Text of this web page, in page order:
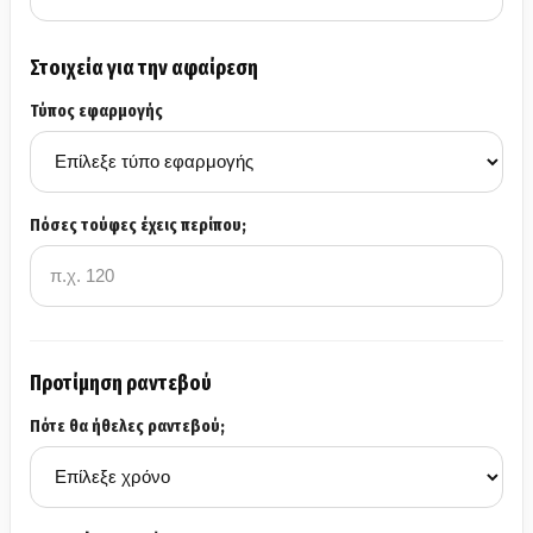
Στοιχεία για την αφαίρεση
Τύπος εφαρμογής
Πόσες τούφες έχεις περίπου;
Προτίμηση ραντεβού
Πότε θα ήθελες ραντεβού;